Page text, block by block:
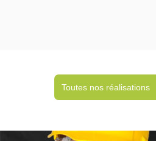
Toutes nos réalisations